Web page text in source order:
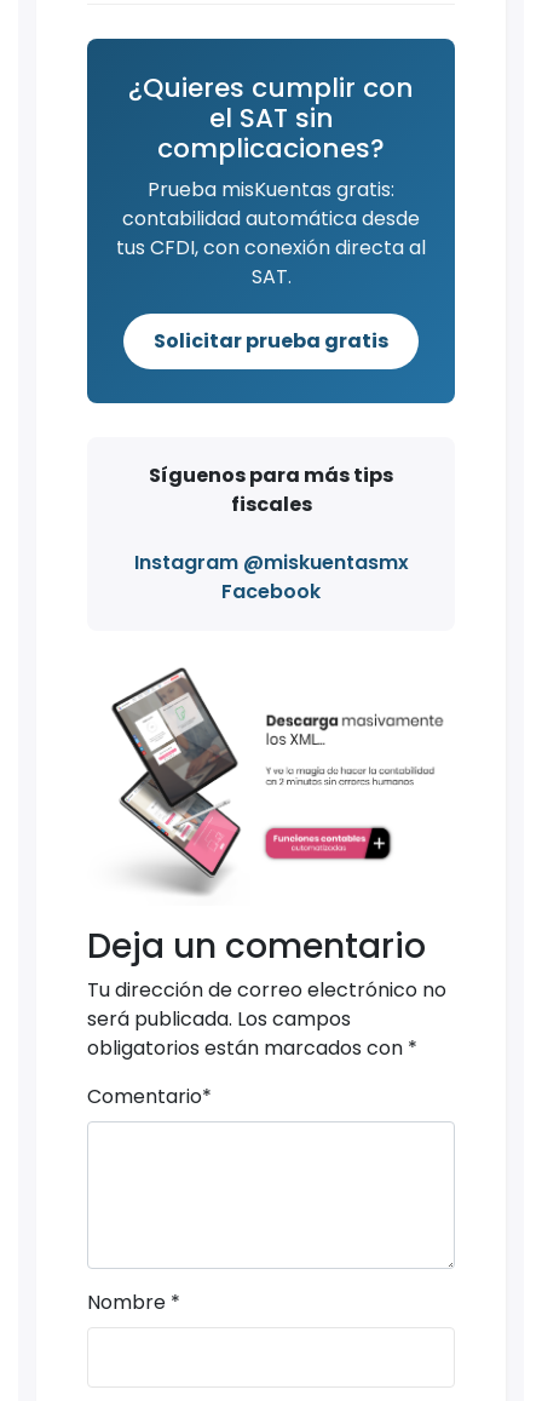
¿Quieres cumplir con
el SAT sin
complicaciones?
Prueba misKuentas gratis:
contabilidad automática desde
tus CFDI, con conexión directa al
SAT.
Solicitar prueba gratis
Síguenos para más tips
fiscales
Instagram @miskuentasmx
Facebook
Deja un comentario
Tu dirección de correo electrónico no
será publicada. Los campos
obligatorios están marcados con *
Comentario*
Nombre *